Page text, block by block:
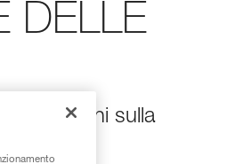
DELLE
sulla